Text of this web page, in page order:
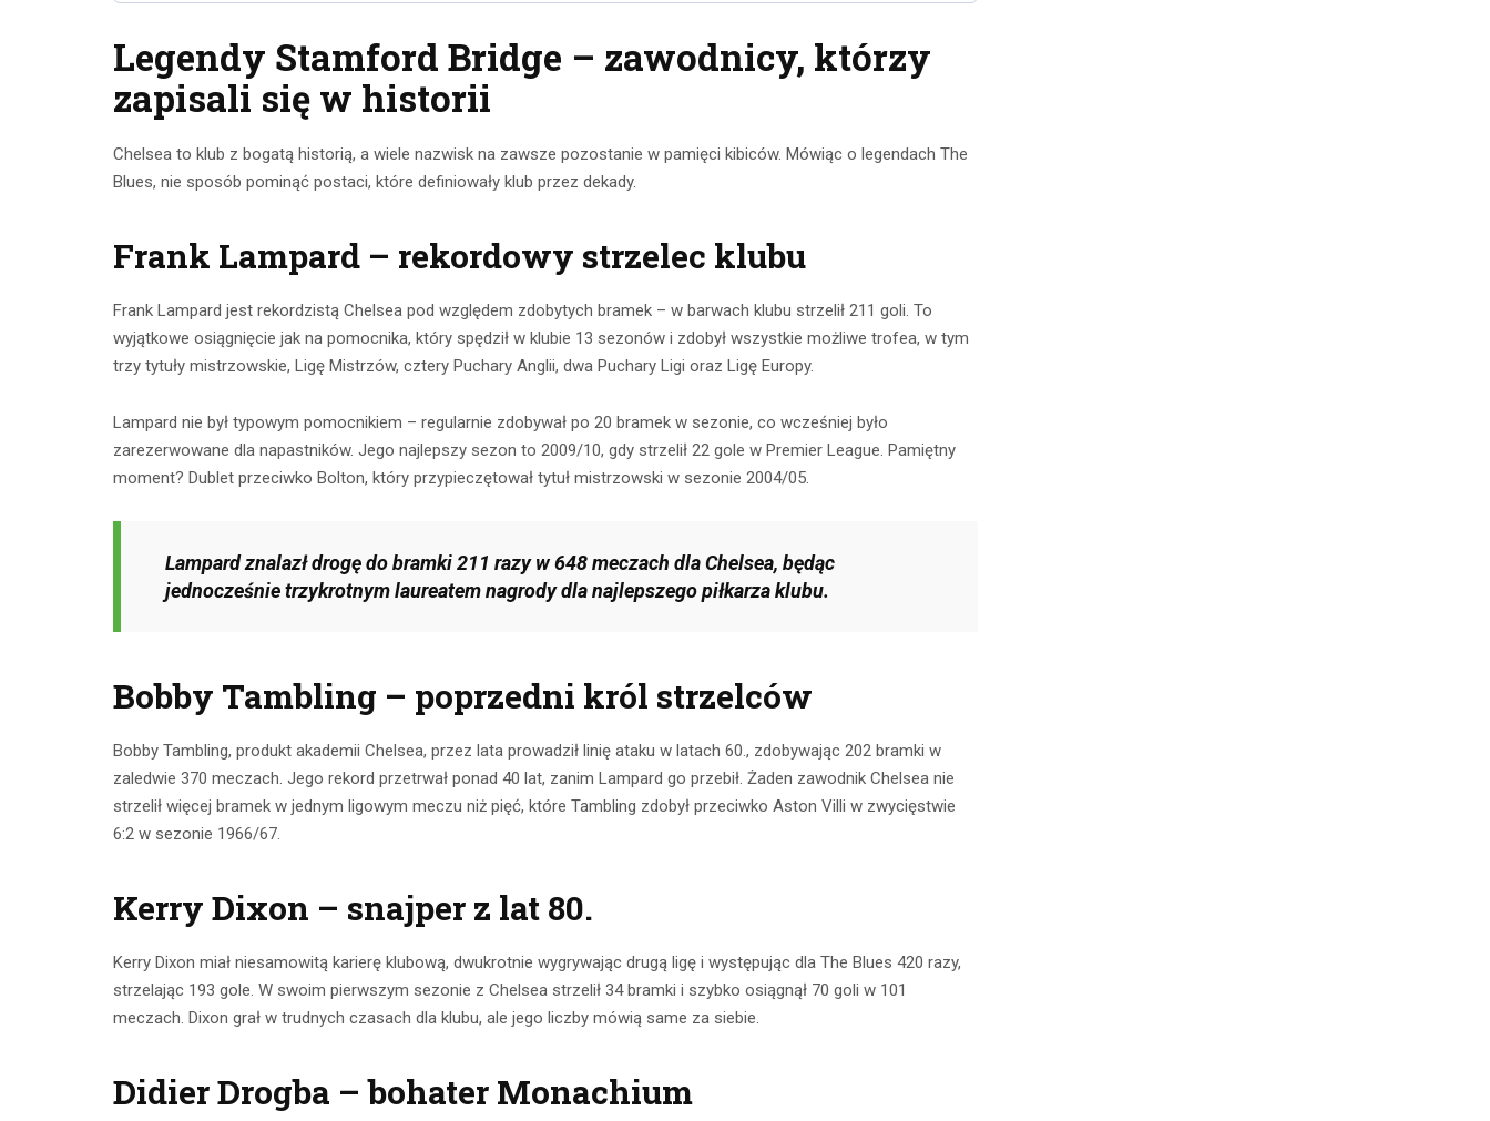
Legendy Stamford Bridge – zawodnicy, którzy
zapisali się w historii
Chelsea to klub z bogatą historią, a wiele nazwisk na zawsze pozostanie w pamięci kibiców. Mówiąc o legendach The
Blues, nie sposób pominąć postaci, które definiowały klub przez dekady.
Frank Lampard – rekordowy strzelec klubu
Frank Lampard jest rekordzistą Chelsea pod względem zdobytych bramek – w barwach klubu strzelił 211 goli. To
wyjątkowe osiągnięcie jak na pomocnika, który spędził w klubie 13 sezonów i zdobył wszystkie możliwe trofea, w tym
trzy tytuły mistrzowskie, Ligę Mistrzów, cztery Puchary Anglii, dwa Puchary Ligi oraz Ligę Europy.
Lampard nie był typowym pomocnikiem – regularnie zdobywał po 20 bramek w sezonie, co wcześniej było
zarezerwowane dla napastników. Jego najlepszy sezon to 2009/10, gdy strzelił 22 gole w Premier League. Pamiętny
moment? Dublet przeciwko Bolton, który przypieczętował tytuł mistrzowski w sezonie 2004/05.
Lampard znalazł drogę do bramki 211 razy w 648 meczach dla Chelsea, będąc
jednocześnie trzykrotnym laureatem nagrody dla najlepszego piłkarza klubu.
Bobby Tambling – poprzedni król strzelców
Bobby Tambling, produkt akademii Chelsea, przez lata prowadził linię ataku w latach 60., zdobywając 202 bramki w
zaledwie 370 meczach. Jego rekord przetrwał ponad 40 lat, zanim Lampard go przebił. Żaden zawodnik Chelsea nie
strzelił więcej bramek w jednym ligowym meczu niż pięć, które Tambling zdobył przeciwko Aston Villi w zwycięstwie
6:2 w sezonie 1966/67.
Kerry Dixon – snajper z lat 80.
Kerry Dixon miał niesamowitą karierę klubową, dwukrotnie wygrywając drugą ligę i występując dla The Blues 420 razy,
strzelając 193 gole. W swoim pierwszym sezonie z Chelsea strzelił 34 bramki i szybko osiągnął 70 goli w 101
meczach. Dixon grał w trudnych czasach dla klubu, ale jego liczby mówią same za siebie.
Didier Drogba – bohater Monachium